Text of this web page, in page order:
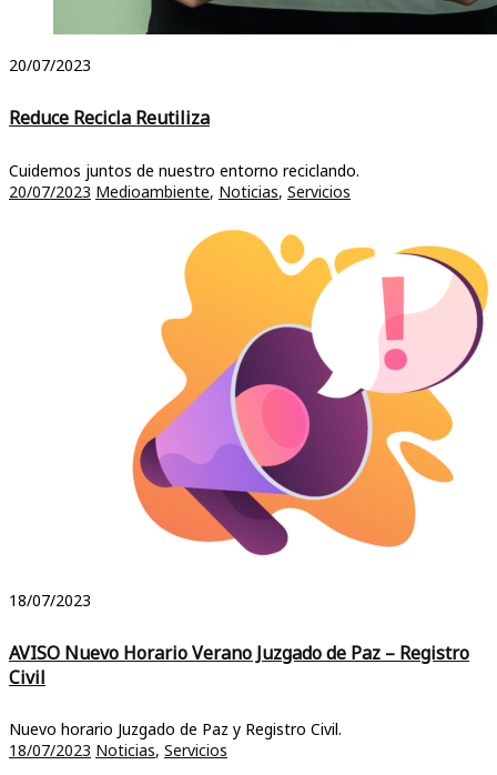
20/07/2023
Reduce Recicla Reutiliza
Cuidemos juntos de nuestro entorno reciclando.
20/07/2023 Medioambiente, Noticias, Servicios
18/07/2023
AVISO Nuevo Horario Verano Juzgado de Paz – Registro
Civil
Nuevo horario Juzgado de Paz y Registro Civil.
18/07/2023 Noticias, Servicios